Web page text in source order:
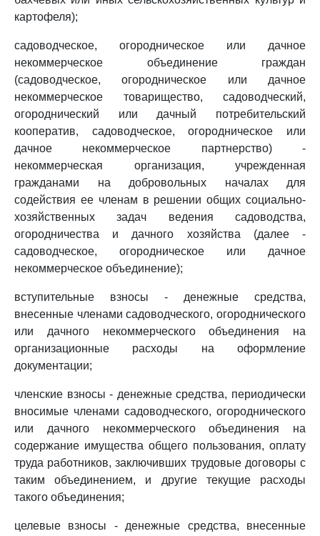
картофеля);
садоводческое, огородническое или дачное
некоммерческое объединение граждан
(садоводческое, огородническое или дачное
некоммерческое товарищество, садоводческий,
огороднический или дачный потребительский
кооператив, садоводческое, огородническое или
дачное некоммерческое партнерство) -
некоммерческая организация, учрежденная
гражданами на добровольных началах для
содействия ее членам в решении общих социально-
хозяйственных задач ведения садоводства,
огородничества и дачного хозяйства (далее -
садоводческое, огородническое или дачное
некоммерческое объединение);
вступительные взносы - денежные средства,
внесенные членами садоводческого, огороднического
или дачного некоммерческого объединения на
организационные расходы на оформление
документации;
членские взносы - денежные средства, периодически
вносимые членами садоводческого, огороднического
или дачного некоммерческого объединения на
содержание имущества общего пользования, оплату
труда работников, заключивших трудовые договоры с
таким объединением, и другие текущие расходы
такого объединения;
целевые взносы - денежные средства, внесенные